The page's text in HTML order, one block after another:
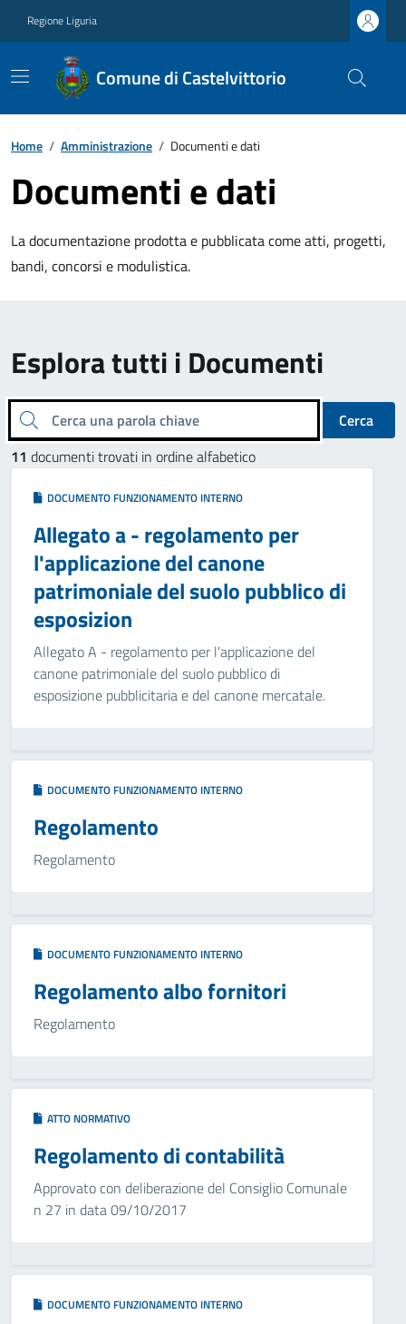
Regione Liguria
Comune di Castelvittorio
Home / Amministrazione / Documenti e dati
Documenti e dati
La documentazione prodotta e pubblicata come atti, progetti,
bandi, concorsi e modulistica.
Esplora tutti i Documenti
Cerca una parola chiave
Cerca
11 documenti trovati in ordine alfabetico
DOCUMENTO FUNZIONAMENTO INTERNO
Allegato a - regolamento per
l'applicazione del canone
patrimoniale del suolo pubblico di
esposizion
Allegato A - regolamento per l'applicazione del
canone patrimoniale del suolo pubblico di
esposizione pubblicitaria e del canone mercatale.
DOCUMENTO FUNZIONAMENTO INTERNO
Regolamento
Regolamento
DOCUMENTO FUNZIONAMENTO INTERNO
Regolamento albo fornitori
Regolamento
ATTO NORMATIVO
Regolamento di contabilità
Approvato con deliberazione del Consiglio Comunale
n 27 in data 09/10/2017
DOCUMENTO FUNZIONAMENTO INTERNO